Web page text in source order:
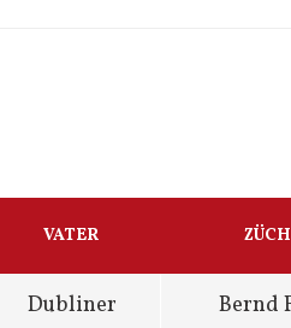
VATER
Dubliner
Bernd